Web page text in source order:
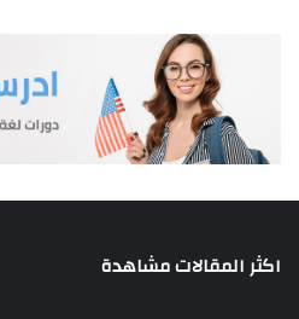
اكثر المقالات مشاهدة